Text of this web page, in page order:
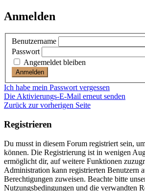
Anmelden
Benutzername
Passwort
Angemeldet bleiben
Ich habe mein Passwort vergessen
Die Aktivierungs-E-Mail erneut senden
Zurück zur vorherigen Seite
Registrieren
Du musst in diesem Forum registriert sein,
können. Die Registrierung ist in wenigen
ermöglicht dir, auf weitere Funktionen
Administration kann registrierten Benutzern
Berechtigungen zuweisen. Beachte bitte
Nutzungsbedingungen und die verwandten